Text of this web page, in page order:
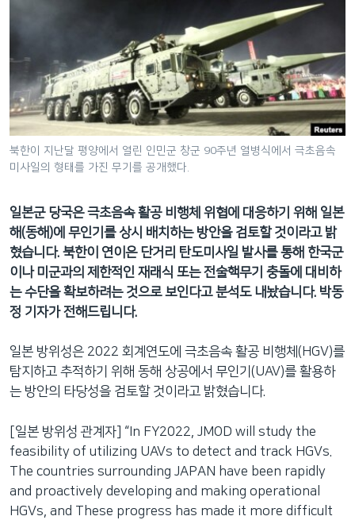
게
이
션
으
이
동
검
색
으
로
등
북한이 지난달 평양에서 열린 인민군 창군 90주년 열병식에서 극초음속
미사일의 형태를 가진 무기를 공개했다.
일본군 당국은 극초음속 활공 비행체 위협에 대응하기 위해 일본
해(동해)에 무인기를 상시 배치하는 방안을 검토할 것이라고 밝
혔습니다. 북한이 연이은 단거리 탄도미사일 발사를 통해 한국군
이나 미군과의 제한적인 재래식 또는 전술핵무기 충돌에 대비하
는 수단을 확보하려는 것으로 보인다고 분석도 내놨습니다. 박동
정 기자가 전해드립니다.
일본 방위성은 2022 회계연도에 극초음속 활공 비행체(HGV)를
탐지하고 추적하기 위해 동해 상공에서 무인기(UAV)를 활용하
는 방안의 타당성을 검토할 것이라고 밝혔습니다.
[일본 방위성 관계자] “In FY2022, JMOD will study the
feasibility of utilizing UAVs to detect and track HGVs.
The countries surrounding JAPAN have been rapidly
and proactively developing and making operational
HGVs, and These progress has made it more difficult